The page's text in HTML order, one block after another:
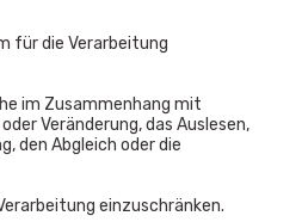
für die Verarbeitung
im Zusammenhang mit
Veränderung, das Auslesen,
den Abgleich oder die
einzuschränken.